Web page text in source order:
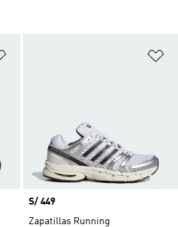
Precio
S/ 449
Zapatillas Running